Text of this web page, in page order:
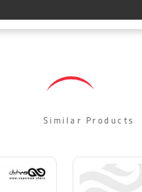
Similar Products